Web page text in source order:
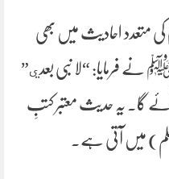
احادیث میں بھی
نے فرمایا: “لا نبی بعدي”
گا۔ یہ حدیث معتبر کتبِ
میں آتی ہے۔